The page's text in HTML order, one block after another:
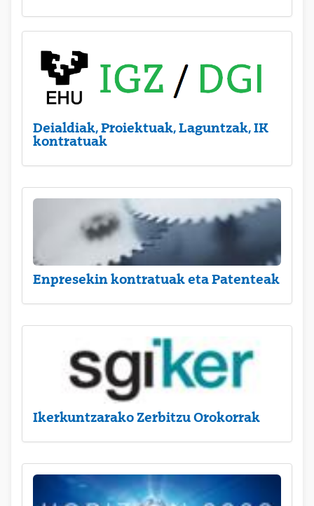
Deialdiak, Proiektuak, Laguntzak, IK
kontratuak
Enpresekin kontratuak eta Patenteak
Ikerkuntzarako Zerbitzu Orokorrak